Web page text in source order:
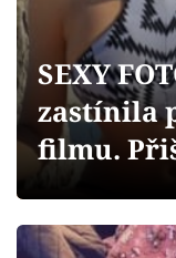
Videa
Sledujte
Přihlášení
SEXY
zastínila
filmu.